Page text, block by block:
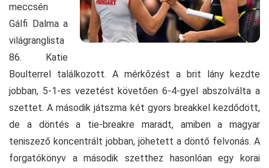
meccsén
Gálfi Dalma a
világranglista
86. Katie
Boulterrel találkozott. A mérkőzést a brit lány kezdte
jobban, 5-1-es vezetést követően 6-4-gyel abszolválta a
szettet. A második játszma két gyors breakkel kezdődött,
de a döntés a tie-breakre maradt, amiben a magyar
teniszező koncentrált jobban, jöhetett a döntő felvonás. A
forgatókönyv a második szetthez hasonlóan egy korai